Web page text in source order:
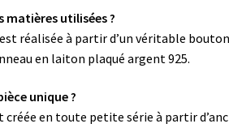
matières utilisées ?
réalisée à partir d’un véritable
en laiton plaqué argent 925.
unique ?
créée en toute petite série à partir